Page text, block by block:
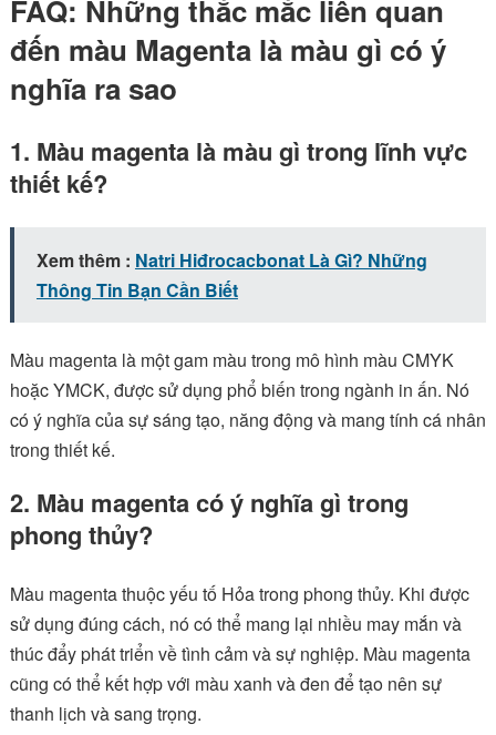
FAQ: Những thắc mắc liên quan
đến màu Magenta là màu gì có ý
nghĩa ra sao
1. Màu magenta là màu gì trong lĩnh vực
thiết kế?
Xem thêm : Natri Hiđrocacbonat Là Gì? Những
Thông Tin Bạn Cần Biết
Màu magenta là một gam màu trong mô hình màu CMYK
hoặc YMCK, được sử dụng phổ biến trong ngành in ấn. Nó
có ý nghĩa của sự sáng tạo, năng động và mang tính cá nhân
trong thiết kế.
2. Màu magenta có ý nghĩa gì trong
phong thủy?
Màu magenta thuộc yếu tố Hỏa trong phong thủy. Khi được
sử dụng đúng cách, nó có thể mang lại nhiều may mắn và
thúc đẩy phát triển về tình cảm và sự nghiệp. Màu magenta
cũng có thể kết hợp với màu xanh và đen để tạo nên sự
thanh lịch và sang trọng.